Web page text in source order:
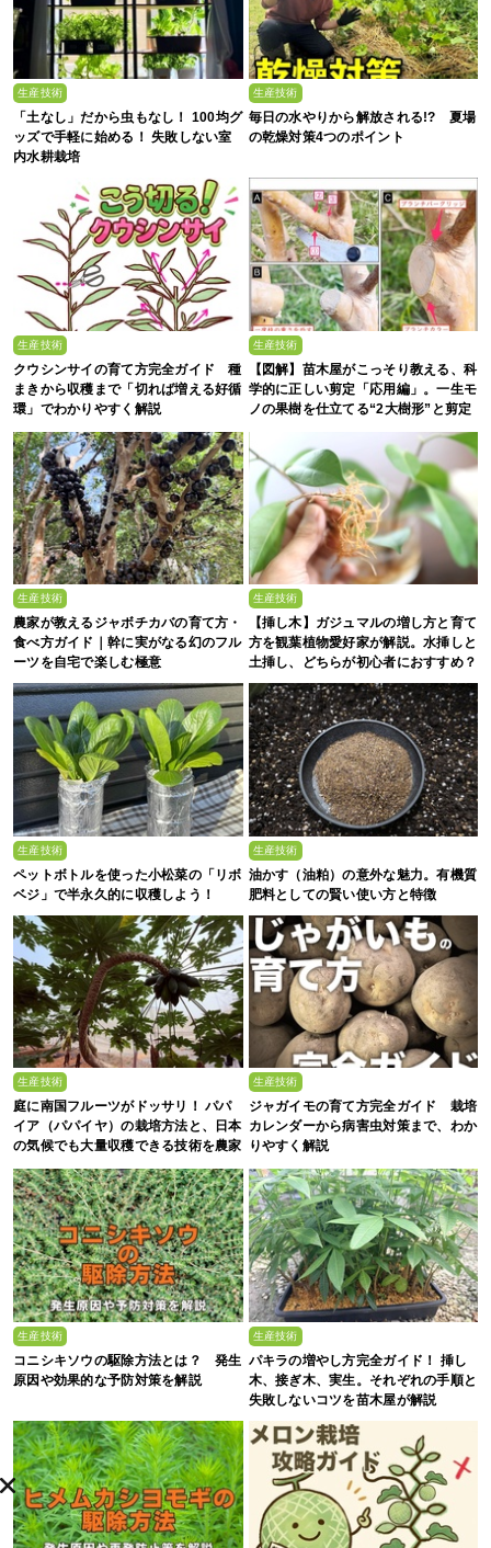
生産技術
「土なし」だから虫もなし！ 100均グ
ッズで手軽に始める！ 失敗しない室
内水耕栽培
生産技術
毎日の水やりから解放される!? 夏場
の乾燥対策4つのポイント
生産技術
クウシンサイの育て方完全ガイド 種
まきから収穫まで「切れば増える好循
環」でわかりやすく解説
生産技術
【図解】苗木屋がこっそり教える、科
学的に正しい剪定「応用編」。一生モ
ノの果樹を仕立てる“2大樹形”と剪定
生産技術
農家が教えるジャボチカバの育て方・
食べ方ガイド｜幹に実がなる幻のフル
ーツを自宅で楽しむ極意
生産技術
【挿し木】ガジュマルの増し方と育て
方を観葉植物愛好家が解説。水挿しと
土挿し、どちらが初心者におすすめ？
生産技術
ペットボトルを使った小松菜の「リボ
ベジ」で半永久的に収穫しよう！
生産技術
油かす（油粕）の意外な魅力。有機質
肥料としての賢い使い方と特徴
生産技術
庭に南国フルーツがドッサリ！ パパ
イア（パパイヤ）の栽培方法と、日本
の気候でも大量収穫できる技術を農家
が解説
生産技術
ジャガイモの育て方完全ガイド 栽培
カレンダーから病害虫対策まで、わか
りやすく解説
生産技術
コニシキソウの駆除方法とは？ 発生
原因や効果的な予防対策を解説
生産技術
パキラの増やし方完全ガイド！ 挿し
木、接ぎ木、実生。それぞれの手順と
失敗しないコツを苗木屋が解説